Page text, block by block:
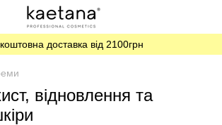
доставка від 2100грн
відновлення та